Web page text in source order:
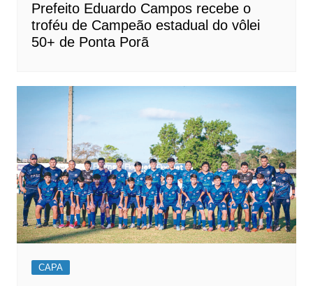
Prefeito Eduardo Campos recebe o
troféu de Campeão estadual do vôlei
50+ de Ponta Porã
CAPA